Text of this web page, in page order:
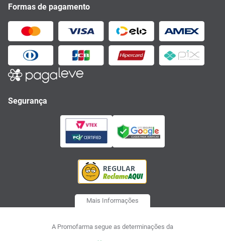
Formas de pagamento
Segurança
Mais Informações
A Promofarma segue as determinações da